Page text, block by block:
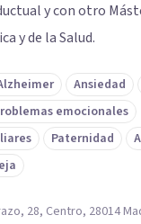
y con otro
y de la Salud.
Ansiedad
emocionales
Paternidad
28, Centro, 28014